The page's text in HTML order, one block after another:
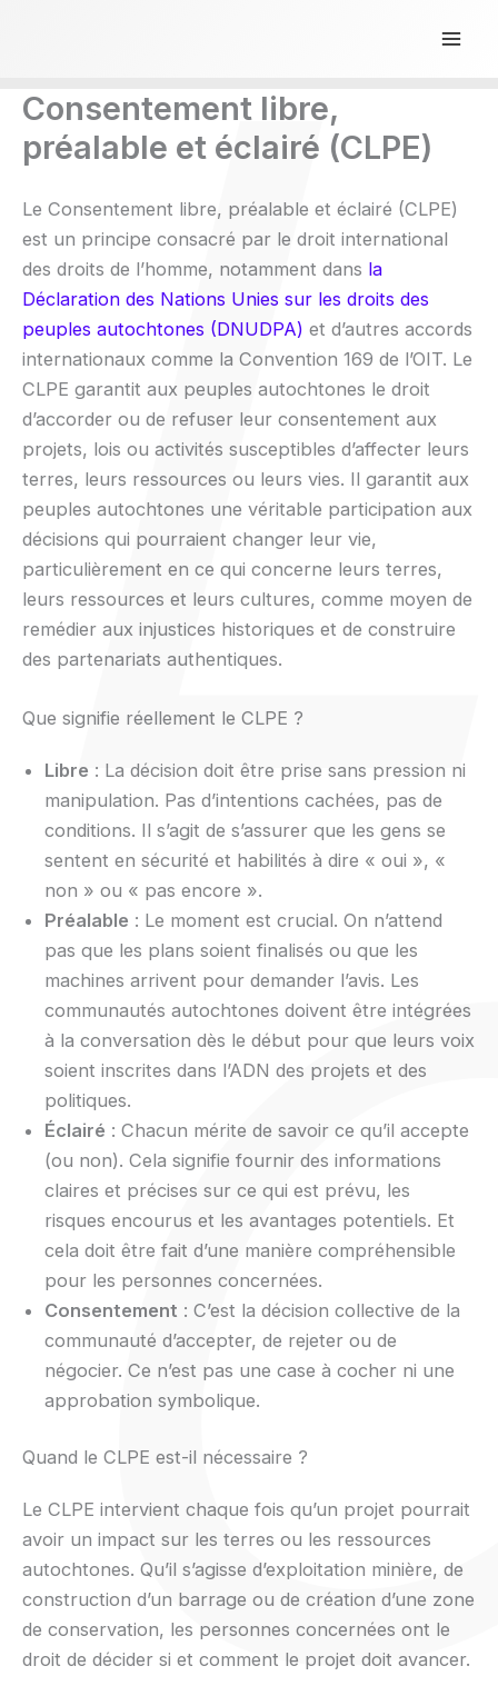
Consentement libre,
préalable et éclairé (CLPE)
Le Consentement libre, préalable et éclairé (CLPE)
est un principe consacré par le droit international
des droits de l’homme, notamment dans la
Déclaration des Nations Unies sur les droits des
peuples autochtones (DNUDPA) et d’autres accords
internationaux comme la Convention 169 de l’OIT. Le
CLPE garantit aux peuples autochtones le droit
d’accorder ou de refuser leur consentement aux
projets, lois ou activités susceptibles d’affecter leurs
terres, leurs ressources ou leurs vies. Il garantit aux
peuples autochtones une véritable participation aux
décisions qui pourraient changer leur vie,
particulièrement en ce qui concerne leurs terres,
leurs ressources et leurs cultures, comme moyen de
remédier aux injustices historiques et de construire
des partenariats authentiques.
Que signifie réellement le CLPE ?
Libre : La décision doit être prise sans pression ni
manipulation. Pas d’intentions cachées, pas de
conditions. Il s’agit de s’assurer que les gens se
sentent en sécurité et habilités à dire « oui », «
non » ou « pas encore ».
Préalable : Le moment est crucial. On n’attend
pas que les plans soient finalisés ou que les
machines arrivent pour demander l’avis. Les
communautés autochtones doivent être intégrées
à la conversation dès le début pour que leurs voix
soient inscrites dans l’ADN des projets et des
politiques.
Éclairé : Chacun mérite de savoir ce qu’il accepte
(ou non). Cela signifie fournir des informations
claires et précises sur ce qui est prévu, les
risques encourus et les avantages potentiels. Et
cela doit être fait d’une manière compréhensible
pour les personnes concernées.
Consentement : C’est la décision collective de la
communauté d’accepter, de rejeter ou de
négocier. Ce n’est pas une case à cocher ni une
approbation symbolique.
Quand le CLPE est-il nécessaire ?
Le CLPE intervient chaque fois qu’un projet pourrait
avoir un impact sur les terres ou les ressources
autochtones. Qu’il s’agisse d’exploitation minière, de
construction d’un barrage ou de création d’une zone
de conservation, les personnes concernées ont le
droit de décider si et comment le projet doit avancer.